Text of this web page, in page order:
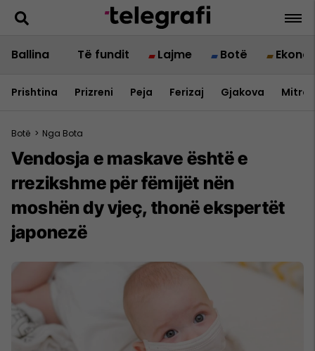
Ballina Të fundit Lajme Botë
Prishtina Prizreni Peja Ferizaj Gjakova
Botë > Nga Bota
Vendosja e maskave është e
rrezikshme për fëmijët nën
moshën dy vjeç, thonë ekspertët
japonezë